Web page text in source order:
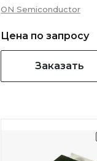
ON Semiconductor
Цена по запросу
Заказать